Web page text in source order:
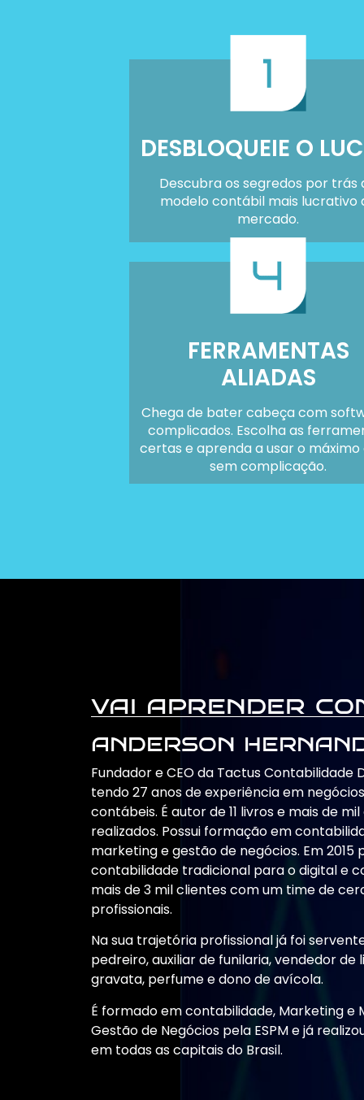
DESBLOQUEIE O
Descubra os segredos por trás
modelo contábil mais lucrativo
mercado.
FERRAMENTAS
ALIADAS
Chega de bater cabeça com
complicados. Escolha as
certas e aprenda a usar o máximo
sem complicação.
vai aprender
anderson
Fundador e CEO da Tactus Contabilidade
tendo 27 anos de experiência em negócios
contábeis. É autor de 11 livros e mais de
realizados. Possui formação em
marketing e gestão de negócios. Em 2015
contabilidade tradicional para o digital e
mais de 3 mil clientes com um time de
profissionais.
Na sua trajetória profissional já foi
pedreiro, auxiliar de funilaria, vendedor de
gravata, perfume e dono de avícola.
É formado em contabilidade, Marketing e
Gestão de Negócios pela ESPM e já
em todas as capitais do Brasil.